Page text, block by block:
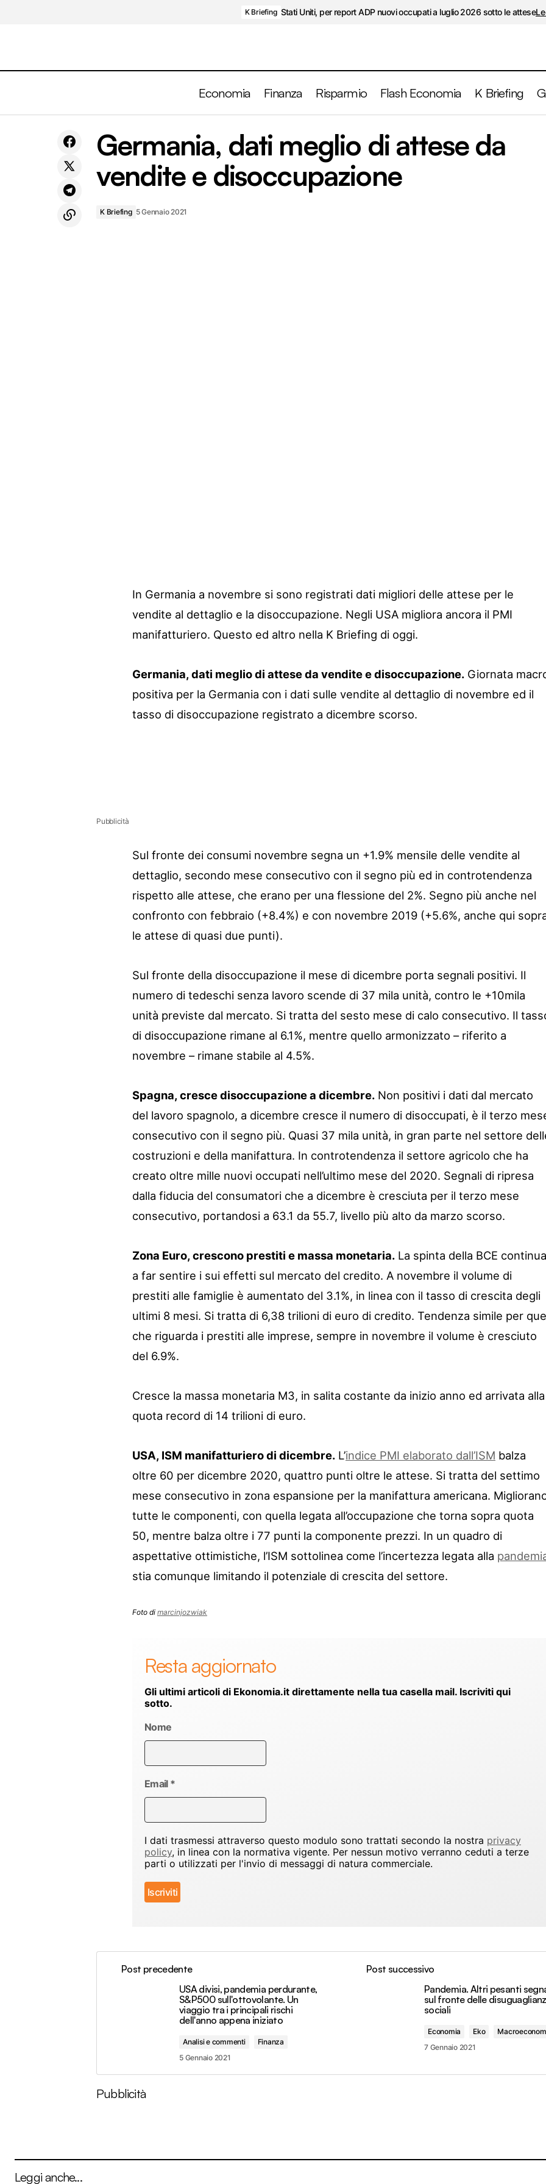
K Briefing Stati Uniti, per report ADP nuovi occupati a luglio 2026 sotto le attese
Economia Finanza Risparmio Flash Economia K Briefing
S&P500 sull'ottovolante. Un viaggio tra i
principali rischi dell'anno appena iniziato
K Briefing Germania, dati meglio di attese da vendite e
Germania, dati meglio di attese da
vendite e disoccupazione
K Briefing 5 Gennaio 2021
In Germania a novembre si sono registrati dati migliori delle attese per le
vendite al dettaglio e la disoccupazione. Negli USA migliora ancora il PMI
manifatturiero. Questo ed altro nella K Briefing di oggi.
Germania, dati meglio di attese da vendite e disoccupazione. Giornata
positiva per la Germania con i dati sulle vendite al dettaglio di novembre ed il
tasso di disoccupazione registrato a dicembre scorso.
Pubblicità
Sul fronte dei consumi novembre segna un +1.9% mensile delle vendite al
dettaglio, secondo mese consecutivo con il segno più ed in controtendenza
rispetto alle attese, che erano per una flessione del 2%. Segno più anche nel
confronto con febbraio (+8.4%) e con novembre 2019 (+5.6%, anche qui
le attese di quasi due punti).
Sul fronte della disoccupazione il mese di dicembre porta segnali positivi. Il
numero di tedeschi senza lavoro scende di 37 mila unità, contro le +10mila
unità previste dal mercato. Si tratta del sesto mese di calo consecutivo. Il
di disoccupazione rimane al 6.1%, mentre quello armonizzato – riferito a
novembre – rimane stabile al 4.5%.
Spagna, cresce disoccupazione a dicembre. Non positivi i dati dal mercato
del lavoro spagnolo, a dicembre cresce il numero di disoccupati, è il terzo
consecutivo con il segno più. Quasi 37 mila unità, in gran parte nel settore
costruzioni e della manifattura. In controtendenza il settore agricolo che ha
creato oltre mille nuovi occupati nell’ultimo mese del 2020. Segnali di ripresa
dalla fiducia del consumatori che a dicembre è cresciuta per il terzo mese
consecutivo, portandosi a 63.1 da 55.7, livello più alto da marzo scorso.
Zona Euro, crescono prestiti e massa monetaria. La spinta della BCE continua
a far sentire i sui effetti sul mercato del credito. A novembre il volume di
prestiti alle famiglie è aumentato del 3.1%, in linea con il tasso di crescita degli
ultimi 8 mesi. Si tratta di 6,38 trilioni di euro di credito. Tendenza simile per
che riguarda i prestiti alle imprese, sempre in novembre il volume è cresciuto
del 6.9%.
Cresce la massa monetaria M3, in salita costante da inizio anno ed arrivata alla
quota record di 14 trilioni di euro.
USA, ISM manifatturiero di dicembre. L’indice PMI elaborato dall’ISM balza
oltre 60 per dicembre 2020, quattro punti oltre le attese. Si tratta del settimo
mese consecutivo in zona espansione per la manifattura americana.
tutte le componenti, con quella legata all’occupazione che torna sopra quota
50, mentre balza oltre i 77 punti la componente prezzi. In un quadro di
aspettative ottimistiche, l’ISM sottolinea come l’incertezza legata alla
stia comunque limitando il potenziale di crescita del settore.
Foto di marcinjozwiak
Resta aggiornato
Gli ultimi articoli di Ekonomia.it direttamente nella tua casella mail. Iscriviti qui
sotto.
Nome
Email *
I dati trasmessi attraverso questo modulo sono trattati secondo la nostra privacy
policy, in linea con la normativa vigente. Per nessun motivo verranno ceduti a terze
parti o utilizzati per l'invio di messaggi di natura commerciale.
Post precedente
USA divisi, pandemia perdurante,
S&P500 sull'ottovolante. Un
viaggio tra i principali rischi
dell'anno appena iniziato
Analisi e commenti
Finanza
5 Gennaio 2021
Post successivo
Pandemia. Altri pesanti
sul fronte delle
sociali
Economia Eko
7 Gennaio 2021
Pubblicità
Leggi anche...